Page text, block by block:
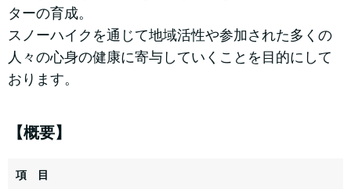
ターの育成。
スノーハイクを通じて地域活性や参加された多くの
人々の心身の健康に寄与していくことを目的にして
おります。
【概要】
項 目